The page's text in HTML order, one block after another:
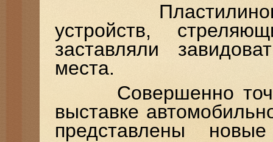
Пластилиновые
устройств,
заставляли
места.
Совершенно точно
выставке
представлены